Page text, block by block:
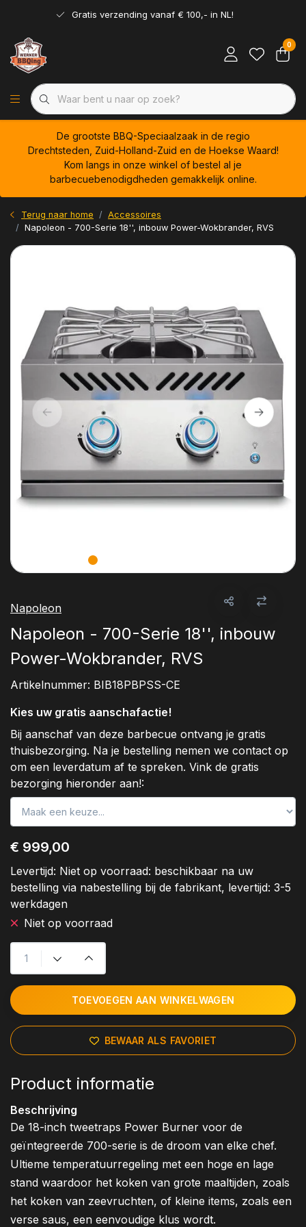
Gratis verzending vanaf € 100,- in NL!
0
De grootste BBQ-Speciaalzaak in de regio
Drechtsteden, Zuid-Holland-Zuid en de Hoekse Waard!
Kom langs in onze winkel of bestel al je
barbecuebenodigdheden gemakkelijk online.
Terug naar home
Accessoires
Napoleon - 700-Serie 18'', inbouw Power-Wokbrander, RVS
Napoleon
Napoleon - 700-Serie 18'', inbouw
Power-Wokbrander, RVS
Artikelnummer: BIB18PBPSS-CE
Kies uw gratis aanschafactie!
Bij aanschaf van deze barbecue ontvang je gratis
thuisbezorging. Na je bestelling nemen we contact op
om een leverdatum af te spreken. Vink de gratis
bezorging hieronder aan!:
€ 999,00
Levertijd: Niet op voorraad: beschikbaar na uw
bestelling via nabestelling bij de fabrikant, levertijd: 3-5
werkdagen
Niet op voorraad
TOEVOEGEN AAN WINKELWAGEN
BEWAAR ALS FAVORIET
Product informatie
Beschrijving
De 18-inch tweetraps Power Burner voor de
geïntegreerde 700-serie is de droom van elke chef.
Ultieme temperatuurregeling met een hoge en lage
stand waardoor het koken van grote maaltijden, zoals
het koken van zeevruchten, of kleine items, zoals een
verse saus, een eenvoudige klus wordt.